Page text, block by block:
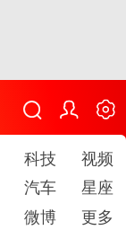
科技
视频
汽车
星座
微博 更多